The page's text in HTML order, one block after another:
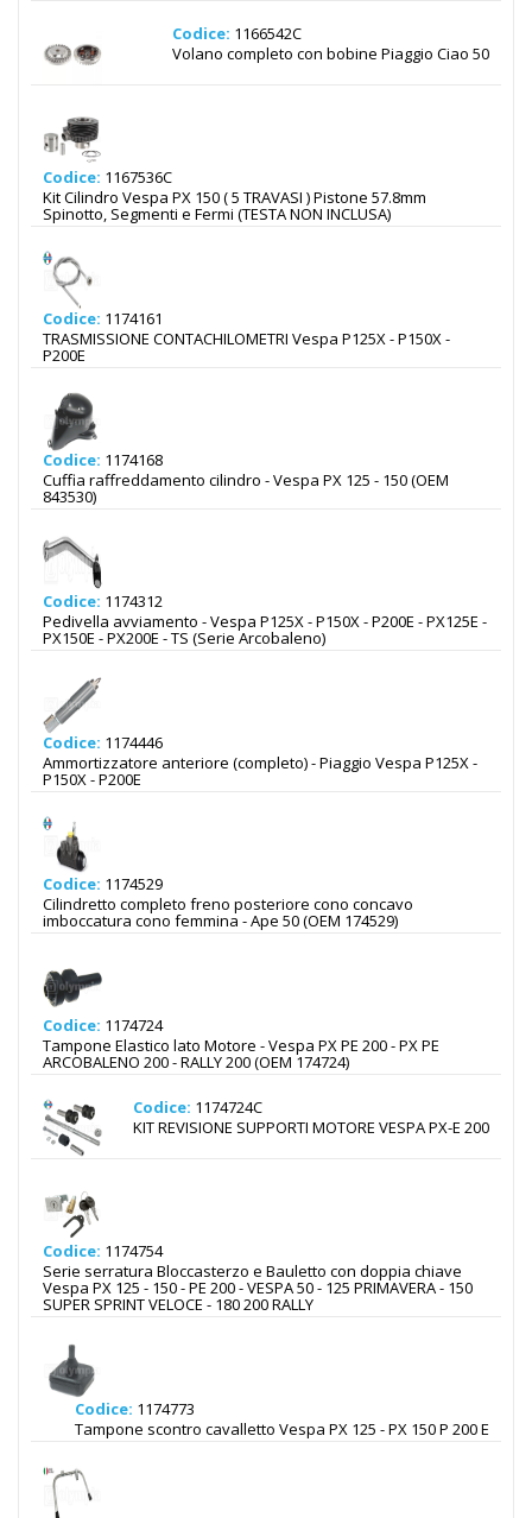
Codice: 1166542C
Volano completo con bobine Piaggio Ciao 50
Codice: 1167536C
Kit Cilindro Vespa PX 150 ( 5 TRAVASI ) Pistone 57.8mm
Spinotto, Segmenti e Fermi (TESTA NON INCLUSA)
Codice: 1174161
TRASMISSIONE CONTACHILOMETRI Vespa P125X - P150X -
P200E
Codice: 1174168
Cuffia raffreddamento cilindro - Vespa PX 125 - 150 (OEM
843530)
Codice: 1174312
Pedivella avviamento - Vespa P125X - P150X - P200E - PX125E -
PX150E - PX200E - TS (Serie Arcobaleno)
Codice: 1174446
Ammortizzatore anteriore (completo) - Piaggio Vespa P125X -
P150X - P200E
Codice: 1174529
Cilindretto completo freno posteriore cono concavo
imboccatura cono femmina - Ape 50 (OEM 174529)
Codice: 1174724
Tampone Elastico lato Motore - Vespa PX PE 200 - PX PE
ARCOBALENO 200 - RALLY 200 (OEM 174724)
Codice: 1174724C
KIT REVISIONE SUPPORTI MOTORE VESPA PX-E 200
Codice: 1174754
Serie serratura Bloccasterzo e Bauletto con doppia chiave
Vespa PX 125 - 150 - PE 200 - VESPA 50 - 125 PRIMAVERA - 150
SUPER SPRINT VELOCE - 180 200 RALLY
Codice: 1174773
Tampone scontro cavalletto Vespa PX 125 - PX 150 P 200 E